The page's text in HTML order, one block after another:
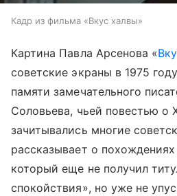
Кадр из фильма «Вкус халвы»
Картина Павла Арсенова «
советские экраны в 1975
памяти замечательного
Соловьева, чьей повестью о
зачитывались многие
рассказывает о
который еще не получил
спокойствия», но уже не